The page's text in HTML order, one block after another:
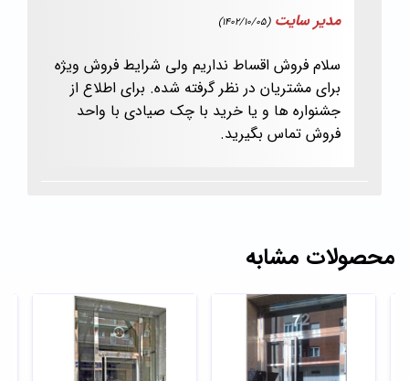
مدیر سایت (1402/10/05)
سلام فروش اقساط نداریم ولی شرایط فروش ویژه
برای مشتریان در نظر گرفته شده. برای اطلاع از
جشنواره ها و یا خرید با چک صیادی با واحد
فروش تماس بگیرید.
محصولات مشابه